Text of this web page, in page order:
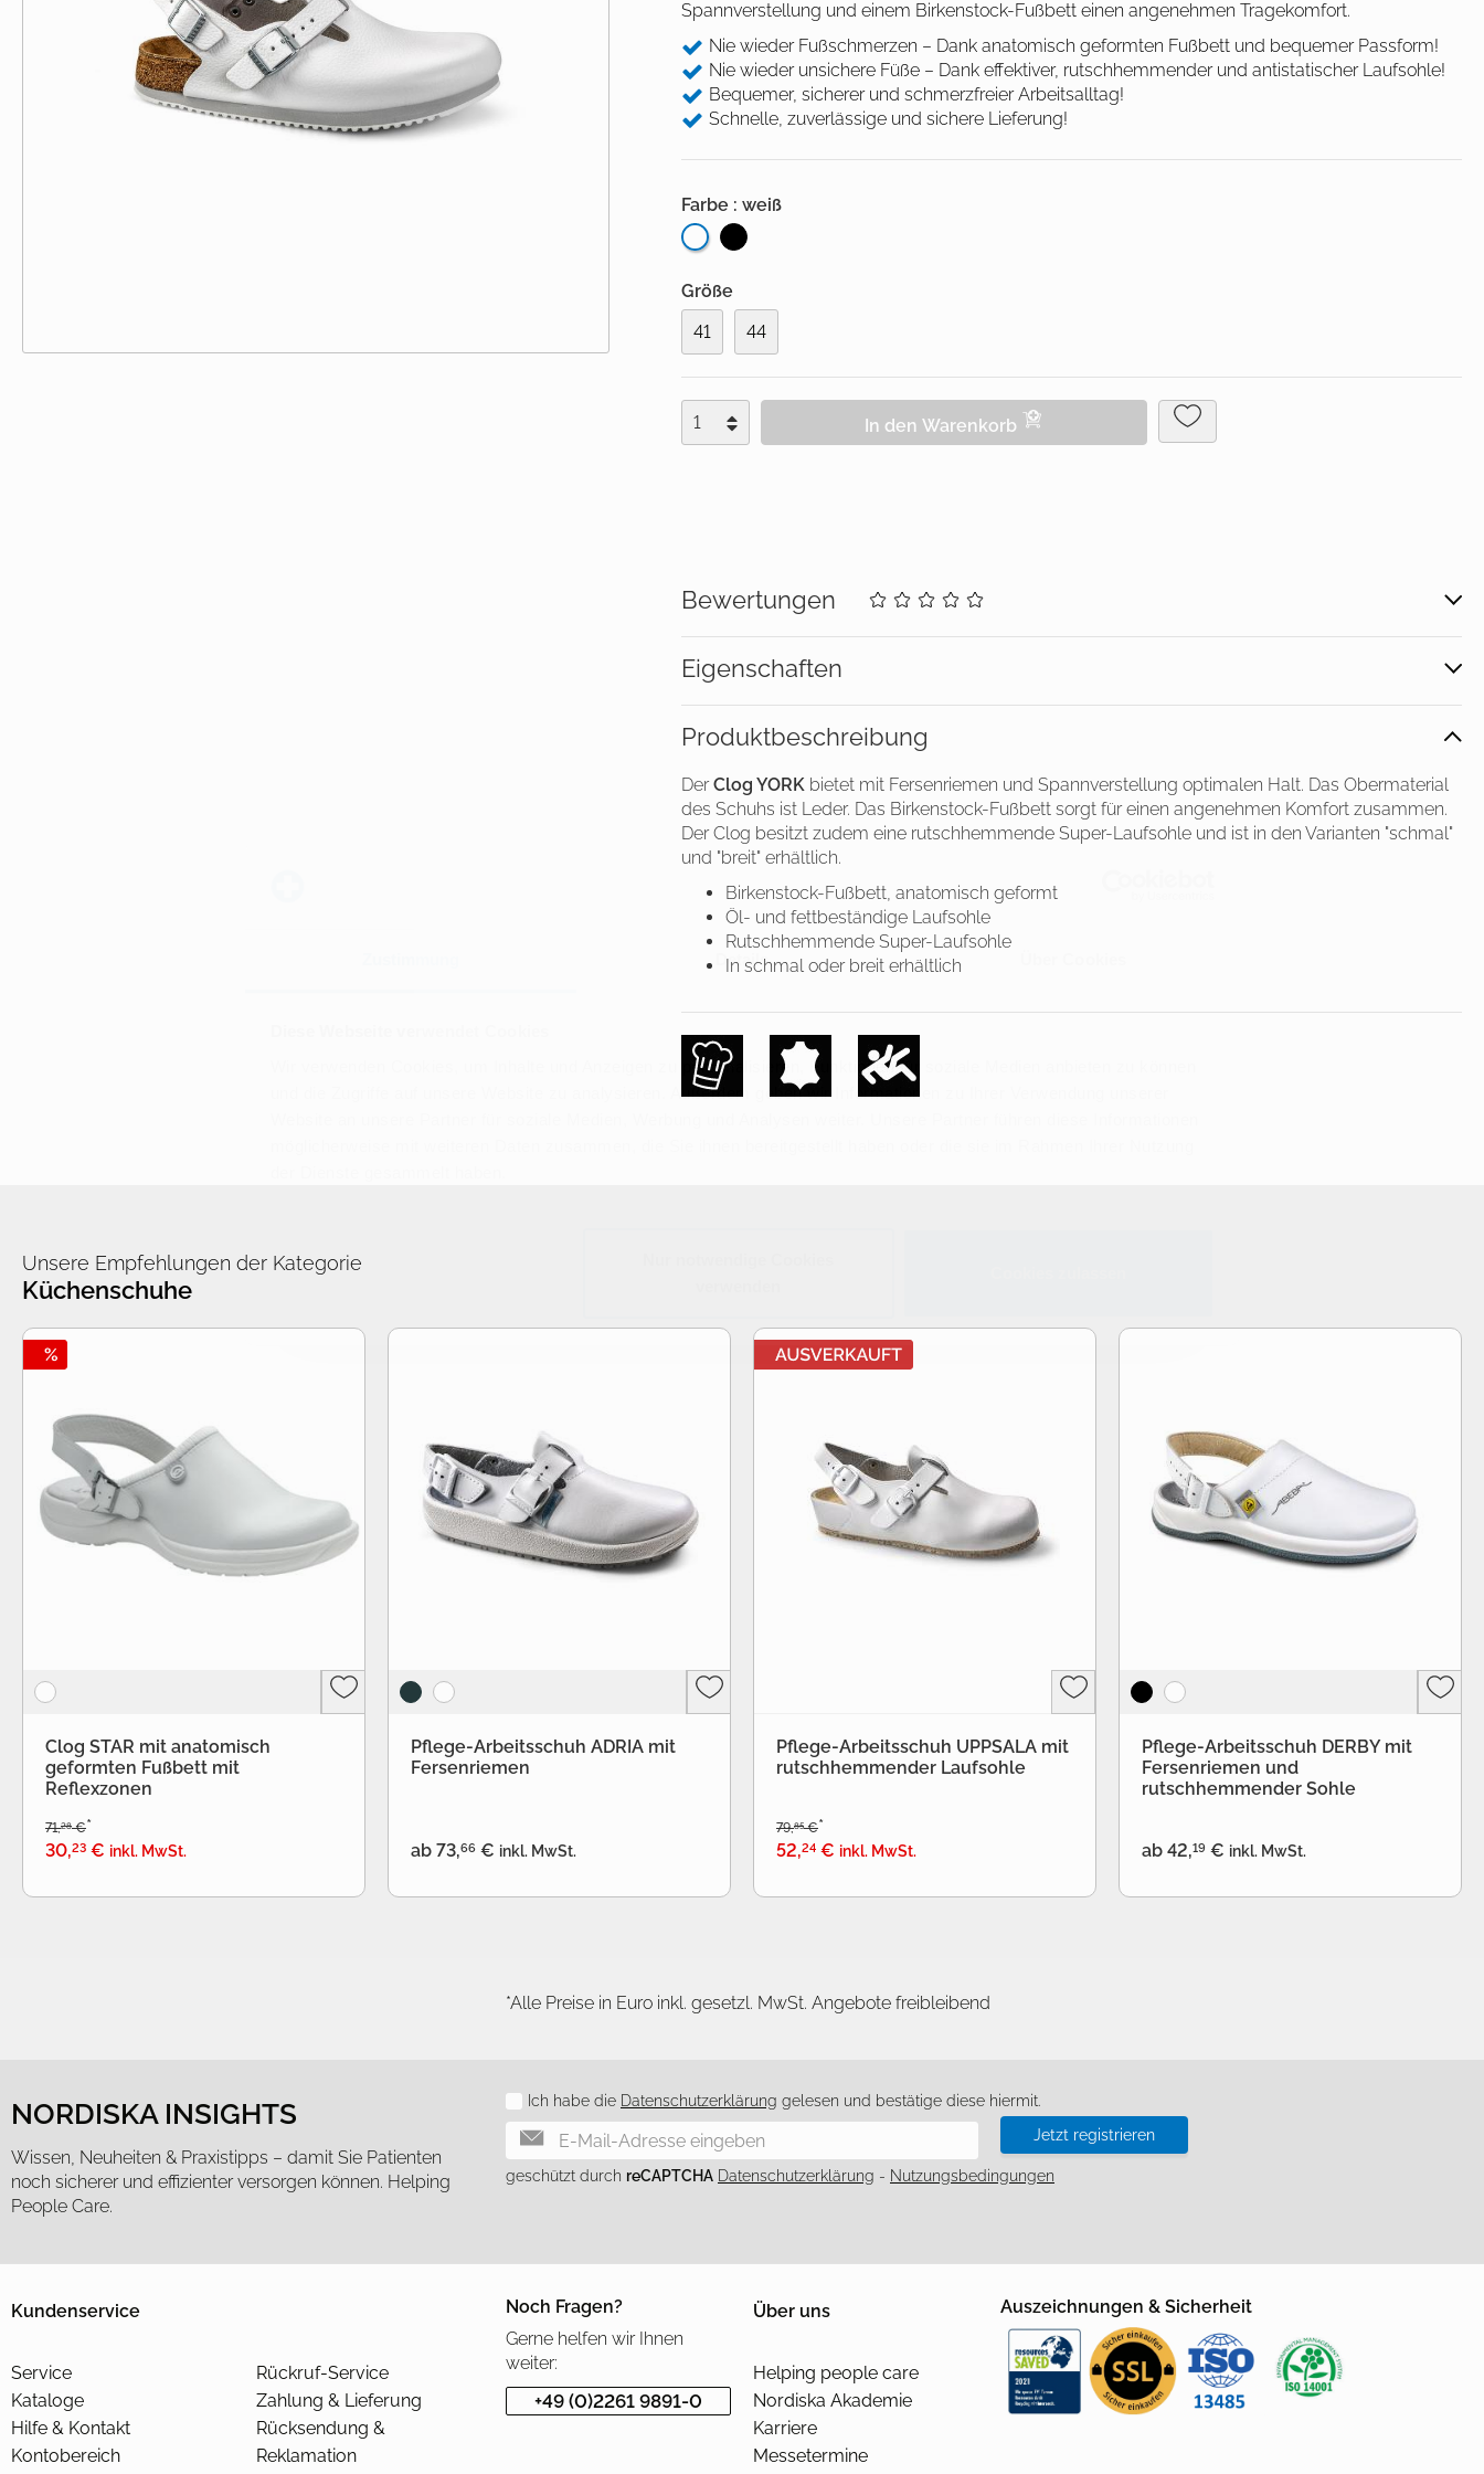
Details
Wir verwenden Cookies, um Inhalte und Anzeigen zu personalisieren, Funktionen für soziale Medien anbieten zu können
und die Zugriffe auf unsere Website zu analysieren. Außerdem geben wir Informationen zu Ihrer Verwendung unserer
Zubehör Pulse
Zubehör ST20
Zubehör Gipsliege
Stützen und Halterungen
Andockwagen
Wäschewagen
Zubehör Funktionswagen
Einweghandschuhe
Röntgenschutzbekleidun
Desinfektion
Hautmarker
Einwegkopfkissen/ -
decken
Handwaschbürsten
Saugfähige Unterlagen/
Underpads
Patienteneigentum
Patientenwohlbefinden
Slipper
Schnelltests
Farbe : weiß
Größe
41
44
Spannverstellung und einem Birkenstock-Fußbett einen angenehmen Tragekomfort.
Nie wieder Fußschmerzen – Dank anatomisch geformten Fußbett und bequemer Passform!
Nie wieder unsichere Füße – Dank effektiver, rutschhemmender und antistatischer Laufsohle!
Bequemer, sicherer und schmerzfreier Arbeitsalltag!
Schnelle, zuverlässige und sichere Lieferung!
In den Warenkorb
Bewertungen
Eigenschaften
Produkt­beschreibung
DerClog YORK bietet mit Fersenriemen und Spannverstellung optimalen Halt. Das Obermaterial
des Schuhs ist Leder. Das Birkenstock-Fußbett sorgt für einen angenehmen Komfort zusammen.
Der Clog besitzt zudem eine rutschhemmende Super-Laufsohle und ist in den Varianten "schmal"
und "breit" erhältlich.
Birkenstock-Fußbett, anatomisch geformt
Öl- und fettbeständige Laufsohle
Rutschhemmende Super-Laufsohle
In schmal oder breit erhältlich
Unsere Empfehlungen der Kategorie
Küchenschuhe
Clog STAR mit anatomisch
geformten Fußbett mit
Reflexzonen
71,28€*
30,23 € inkl. MwSt.
Pflege-Arbeitsschuh ADRIA mit
Fersenriemen
ab 73,66 € inkl. MwSt.
Pflege-Arbeitsschuh UPPSALA mit
rutschhemmender Laufsohle
79,85€*
52,24 € inkl. MwSt.
Pflege-Arbeitsschuh DERBY mit
Fersenriemen und
rutschhemmender Sohle
ab 42,19 € inkl. MwSt.
*Alle Preise in Euro inkl. gesetzl. MwSt. Angebote freibleibend
NORDISKA INSIGHTS
Wissen, Neuheiten & Praxistipps – damit Sie Patienten
noch sicherer und effizienter versorgen können. Helping
People Care.
Newsletter
Ich habe die Datenschutzerklärung gelesen und bestätige diese hiermit.
Jetzt registrieren
geschützt durch reCAPTCHA Datenschutzerklärung - Nutzungsbedingungen
Kundenservice
Service
Kataloge
Hilfe & Kontakt
Kontobereich
Rückruf-Service
Zahlung & Lieferung
Rücksendung &
Reklamation
Noch Fragen?
Gerne helfen wir Ihnen
weiter:
+49 (0)2261 9891-0
Über uns
Helping people care
Nordiska Akademie
Karriere
Messetermine
Auszeichnungen & Sicherheit